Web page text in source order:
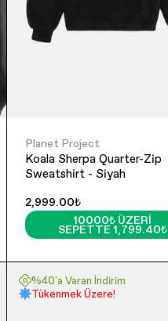
Planet Project
Koala Sherpa Quarter-Zip
Sweatshirt - Siyah
2,999.00₺
10000₺ ÜZERI
SEPETTE 1,799.40₺
%40'a Varan İndirim
Tükenmek Üzere!